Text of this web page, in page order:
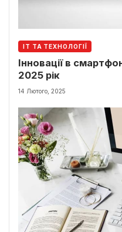
ІТ ТА ТЕХНОЛОГІЇ
Інновації в
2025 рік
14 Лютого, 2025